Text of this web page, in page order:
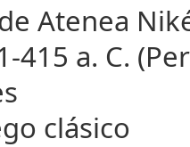
Atenea
415 a. C.
clásico